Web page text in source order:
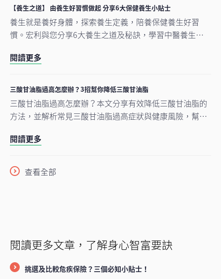
【養生之道】 由養生好習慣做起 分享6大保健養生小貼士
養生就是養好身體，探索養生定義，陪養保健養生好習
慣。宏利與您分享6大養生之道及秘訣，學習中醫養生方
閱讀更多
三酸甘油脂過高怎麼辦？3招幫你降低三酸甘油脂
三酸甘油脂過高怎麼辦？本文分享有效降低三酸甘油脂的
方法，並解析常見三酸甘油脂過高症狀與健康風險，幫助
閱讀更多
查看全部
閱讀更多文章，了解身心智富要訣
挑選及比較危疾保險？三個必知小貼士！